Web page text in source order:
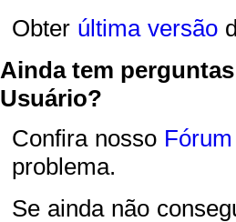
Obter última versão
Ainda tem
Usuário?
Confira nosso
problema.
Se ainda não